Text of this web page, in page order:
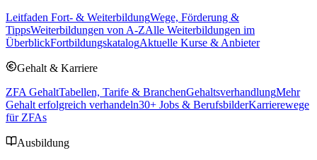
Leitfaden Fort- & WeiterbildungWege, Förderung &
TippsWeiterbildungen von A-ZAlle Weiterbildungen im
ÜberblickFortbildungskatalogAktuelle Kurse & Anbieter
Gehalt & Karriere
ZFA GehaltTabellen, Tarife & BranchenGehaltsverhandlungMehr
Gehalt erfolgreich verhandeln30+ Jobs & BerufsbilderKarrierewege
für ZFAs
Ausbildung